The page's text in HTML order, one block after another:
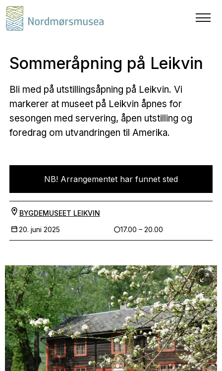
Sommeråpning på Leikvin
Bli med på utstillingsåpning på Leikvin. Vi
markerer at museet på Leikvin åpnes for
sesongen med servering, åpen utstilling og
foredrag om utvandringen til Amerika.
NB! Arrangementet har funnet sted
BYGDEMUSEET LEIKVIN
20. juni 2025
17.00 – 20.00